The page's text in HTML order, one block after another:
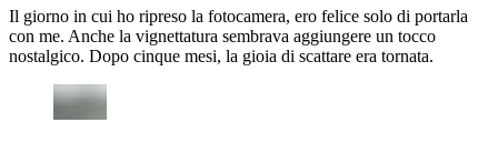
Il giorno in cui ho ripreso la fotocamera, ero felice solo di portarla
con me. Anche la vignettatura sembrava aggiungere un tocco
nostalgico. Dopo cinque mesi, la gioia di scattare era tornata.